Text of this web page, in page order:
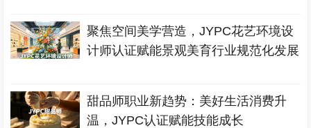
聚焦空间美学营造，JYPC花艺环境设
计师认证赋能景观美育行业规范化发展
甜品师职业新趋势：美好生活消费升
温，JYPC认证赋能技能成长